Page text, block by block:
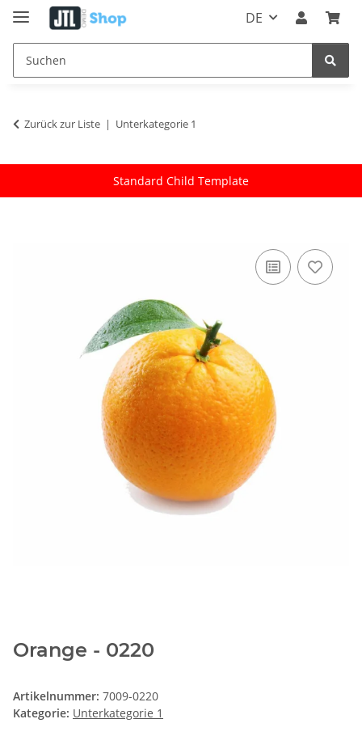
DE
Zurück zur Liste Unterkategorie 1
Standard Child Template
Orange - 0220
Artikelnummer: 7009-0220
Kategorie: Unterkategorie 1